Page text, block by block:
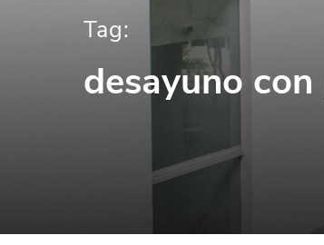
Tag:
desayuno